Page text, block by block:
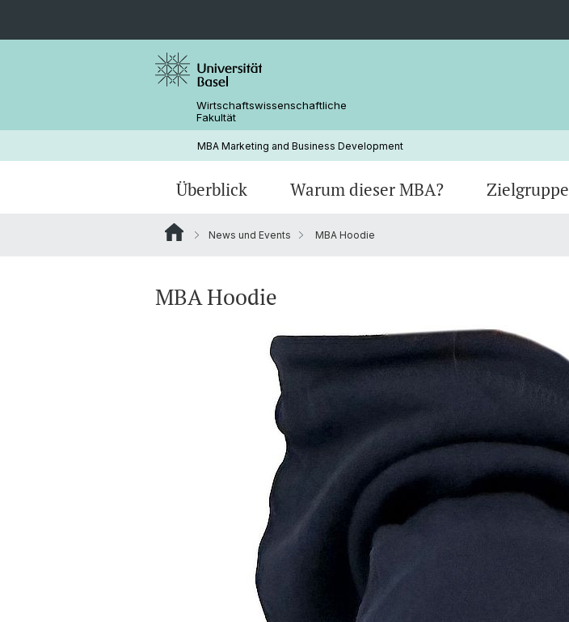
Wirtschaftswissenschaftliche
Fakultät
MBA Marketing and Business Development
Überblick Warum dieser MBA? Zielgruppe
News und Events MBA Hoodie
MBA Hoodie